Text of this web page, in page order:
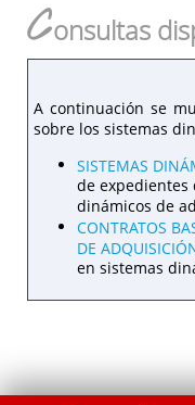
Consultas
A continuación se
sobre los sistemas
SISTEMAS
de expedientes
dinámicos de
CONTRATOS
DE
en sistemas